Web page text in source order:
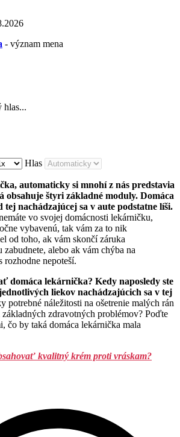
- význam mena
hlas...
Hlas
automaticky si mnohí z nás predstavia
obsahuje štyri základné moduly. Domáca
tej nachádzajúcej sa v aute podstatne líši.
vo svojej domácnosti lekárničku,
vybavenú, tak vám za to nik
od toho, ak vám skončí záruka
alebo ak vám chýba na
rozhodne nepoteší.
domáca lekárnička? Kedy naposledy ste
liekov nachádzajúcich sa v tej
potrebné náležitosti na ošetrenie malých rán
zdravotných problémov? Poďte
čo by taká domáca lekárnička mala
kvalitný krém proti vráskam?